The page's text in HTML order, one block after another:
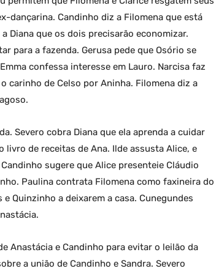
dançarina. Candinho diz a Filomena que está
Diana que os dois precisarão economizar.
para a fazenda. Gerusa pede que Osório se
confessa interesse em Lauro. Narcisa faz
carinho de Celso por Aninha. Filomena diz a
Severo cobra Diana que ela aprenda a cuidar
livro de receitas de Ana. Ilde assusta Alice, e
sugere que Alice presenteie Cláudio
Paulina contrata Filomena como faxineira do
Quinzinho a deixarem a casa. Cunegundes
Anastácia e Candinho para evitar o leilão da
a união de Candinho e Sandra. Severo